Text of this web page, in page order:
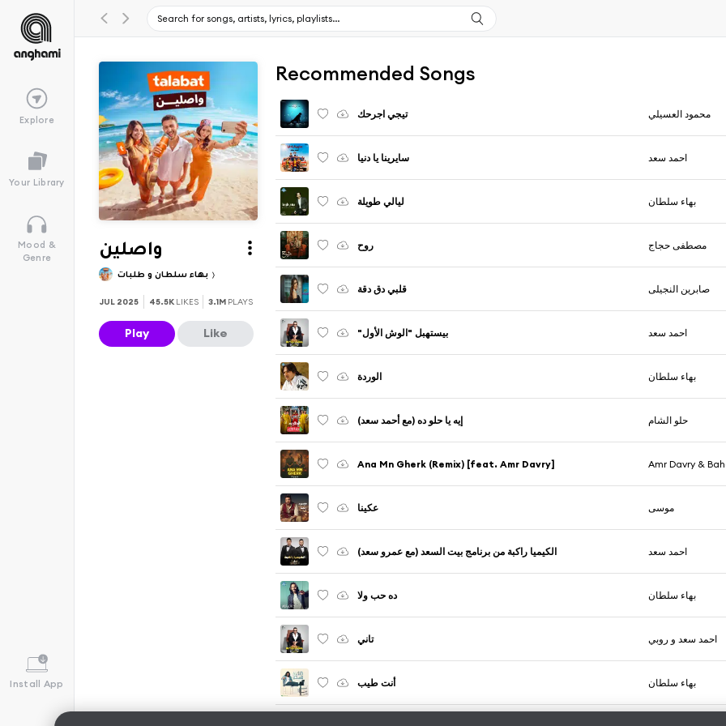
Explore
Your Library
Mood &
Genre
Install App
واصلين
JUL 2025 45.5K LIKES 3.1M PLAYS
Play Like
Recommended Songs
تيجي اجرحك محمود العسيلي
سايرينا يا دنيا احمد سعد
ليالي طويلة بهاء سلطان
روح مصطفى حجاج
قلبي دق دقة صابرين النجيلى
بيستهبل "الوش الأول" احمد سعد
الوردة بهاء سلطان
إيه يا حلو ده (مع أحمد سعد) حلو الشام
Ana Mn Gherk (Remix) [feat. Amr Davry] Amr Davry &
عكينا موسى
الكيميا راكبة من برنامج بيت السعد (مع عمرو سعد) احمد سعد
ده حب ولا بهاء سلطان
تاني احمد سعد و روبي
أنت طيب بهاء سلطان